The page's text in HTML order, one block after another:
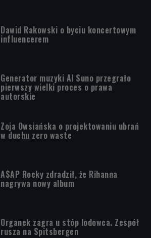
Dawid Rakowski o byciu koncertowym
influencerem
Generator muzyki AI Suno przegrało
pierwszy wielki proces o prawa
autorskie
Zoja Owsiańska o projektowaniu ubrań
w duchu zero waste
A$AP Rocky zdradził, że Rihanna
nagrywa nowy album
Organek zagra u stóp lodowca. Zespół
rusza na Spitsbergen